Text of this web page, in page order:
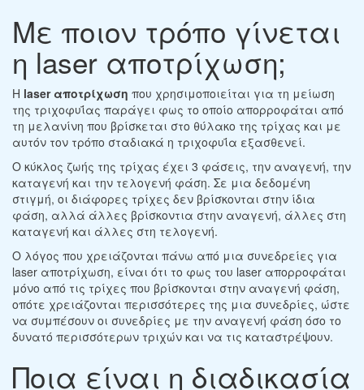
Με ποιον τρόπο γίνεται
η laser αποτρίχωση;
Η laser αποτρίχωση που χρησιμοποιείται για τη μείωση
της τριχοφυΐας παράγει φως το οποίο απορροφάται από
τη μελανίνη που βρίσκεται στο θύλακο της τρίχας και με
αυτόν τον τρόπο σταδιακά η τριχοφυΐα εξασθενεί.
Ο κύκλος ζωής της τρίχας έχει 3 φάσεις, την αναγενή, την
καταγενή και την τελογενή φάση. Σε μια δεδομένη
στιγμή, οι διάφορες τρίχες δεν βρίσκονται στην ίδια
φάση, αλλά άλλες βρίσκοντια στην αναγενή, άλλες στη
καταγενή και άλλες στη τελογενή.
Ο λόγος που χρειάζονται πάνω από μια συνεδρείες για
laser αποτρίχωση, είναι ότι το φως του laser απορροφάται
μόνο από τις τρίχες που βρίσκονται στην αναγενή φάση,
οπότε χρειάζονται περισσότερες της μια συνεδρίες, ώστε
να συμπέσουν οι συνεδρίες με την αναγενή φάση όσο το
δυνατό περισσότερων τριχών και να τις καταστρέψουν.
Ποια είναι η διαδικασία